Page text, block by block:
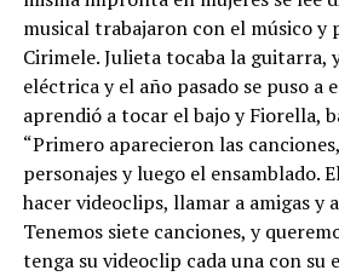
musical trabajaron con el músico y
Cirimele. Julieta tocaba la guitarra,
eléctrica y el año pasado se puso a
aprendió a tocar el bajo y Fiorella,
“Primero aparecieron las
personajes y luego el ensamblado.
hacer videoclips, llamar a amigas y
Tenemos siete canciones, y
tenga su videoclip cada una con su